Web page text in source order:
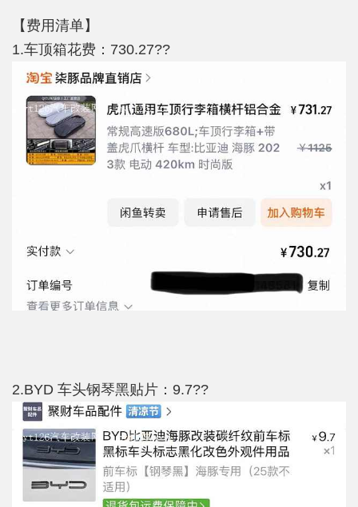
【费用清单】
1.车顶箱花费：730.27??
2.BYD 车头钢琴黑贴片：9.7??